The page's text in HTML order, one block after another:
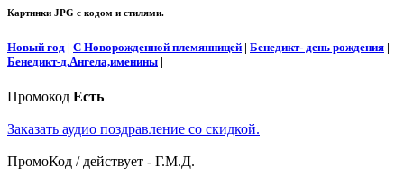
Картинки JPG с кодом и стилями.
Новый год | С Новорожденной племянницей | Бенедикт- день рождения |
Бенедикт-д.Ангела,именины |
Промокод Есть
Заказать аудио поздравление со скидкой.
ПромоКод / действует - Г.М.Д.